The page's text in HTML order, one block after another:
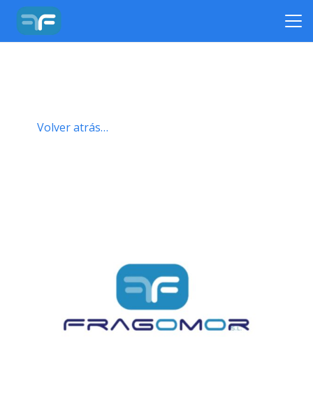
Volver atrás…